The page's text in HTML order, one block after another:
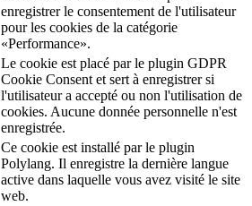
enregistrer le consentement de l'utilisateur
pour les cookies de la catégorie
«Performance».
Le cookie est placé par le plugin GDPR
Cookie Consent et sert à enregistrer si
l'utilisateur a accepté ou non l'utilisation de
cookies. Aucune donnée personnelle n'est
enregistrée.
Ce cookie est installé par le plugin
Polylang. Il enregistre la dernière langue
active dans laquelle vous avez visité le site
web.